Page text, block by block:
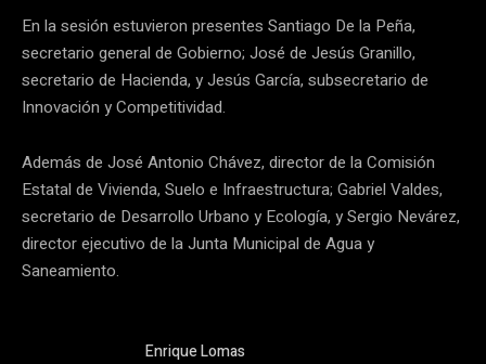
En la sesión estuvieron presentes Santiago De la Peña,
secretario general de Gobierno; José de Jesús Granillo,
secretario de Hacienda, y Jesús García, subsecretario de
Innovación y Competitividad.
Además de José Antonio Chávez, director de la Comisión
Estatal de Vivienda, Suelo e Infraestructura; Gabriel Valdes,
secretario de Desarrollo Urbano y Ecología, y Sergio Nevárez,
director ejecutivo de la Junta Municipal de Agua y
Saneamiento.
Enrique Lomas